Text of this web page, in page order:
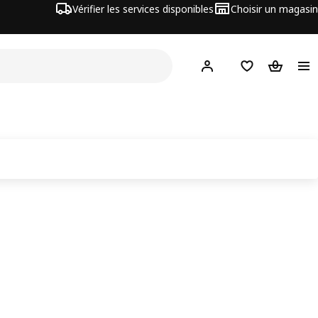
Vérifier les services disponibles Choisir un magasin
Hej ! Connectez-vous
Listes dePanier